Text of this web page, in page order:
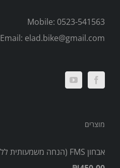
Mobile: 0523-541563
Email: elad.bike@gmail.com
מוצרים
אבחון FMS (הנחה משמעותית ללקוחות PW)